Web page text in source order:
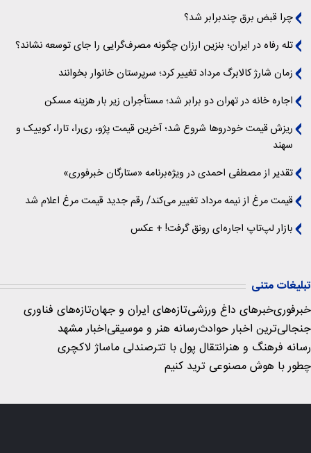
چرا قبض برق چندبرابر شد؟
تله رفاه در ایران؛ بنزین ارزان چگونه مصرف‌گرایی را جای توسعه نشاند؟
زمان شارژ کالابرگ مرداد تغییر کرد؛ سرپرستان خانوار بخوانند
اجاره خانه در تهران دو برابر شد؛ مستأجران زیر بار هزینه مسکن
ریزش قیمت خودروها شروع شد؛ آخرین قیمت پژو، ری‌را، تارا، کوییک و
سهند
تقدیر از مصطفی احمدی در ویژه‌برنامه «ستارگان خبرفوری»
قیمت مرغ از نیمه مرداد تغییر می‌کند/ رقم جدید قیمت مرغ اعلام شد
بازار لپ‌تاپ اجاره‌ای رونق گرفت! + عکس
تبلیغات متنی
خبرفوریخبرهای داغ ورزشیتازه‌های ایران و جهانتازه‌های فناوری
جنجالی‌ترین اخبار حوادثرسانه هنر و موسیقیاخبار مشهد
رسانه فرهنگ و هنرانتقال پول با تترصندلی ماساژ لاکچری
چطور با هوش مصنوعی ترید کنیم